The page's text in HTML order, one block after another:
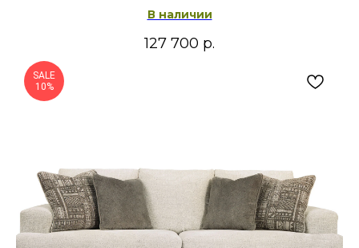
В наличии
127 700 р.
SALE
10%